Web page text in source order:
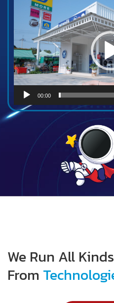
วิดีโอ
00:00
We Run All
From